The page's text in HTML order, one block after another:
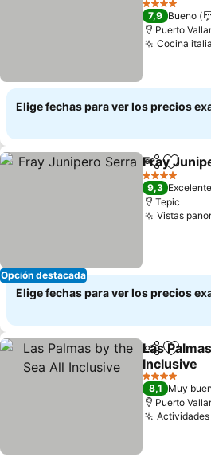
Ver precios
4 Estrellas
7,9 Bueno
Puerto
Cocina
Elige fechas para ver los precios
Opción destacada
Compartir
Fray
4 Estrellas
9,3 Excelente
Tepic
Vistas
Elige fechas para ver los precios
Compartir
Las
Inclusive
Ver precios
4 Estrellas
8,1 Muy
Puerto